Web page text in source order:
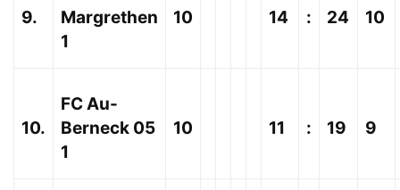
9.
Margrethen
1
10 14 : 24 10
10.
FC Au-
Berneck 05
1
10 11 : 19 9